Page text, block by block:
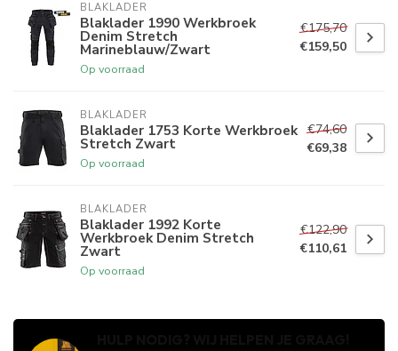
BLAKLADER
Blaklader 1990 Werkbroek
Denim Stretch
Marineblauw/Zwart
Op voorraad
€175,70
€159,50
BLAKLADER
Blaklader 1753 Korte Werkbroek
Stretch Zwart
Op voorraad
€74,60
€69,38
BLAKLADER
Blaklader 1992 Korte
Werkbroek Denim Stretch
Zwart
Op voorraad
€122,90
€110,61